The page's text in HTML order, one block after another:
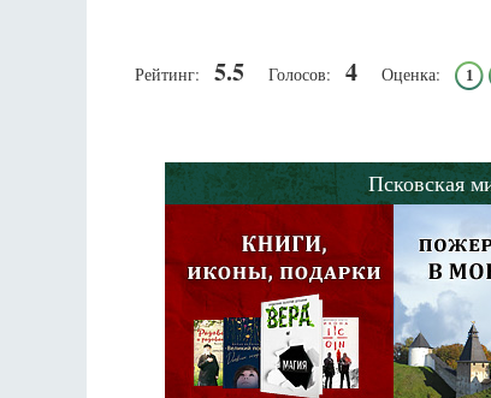
Рейтинг: 5.5 Голосов: 4 Оценка: 1
Псковская